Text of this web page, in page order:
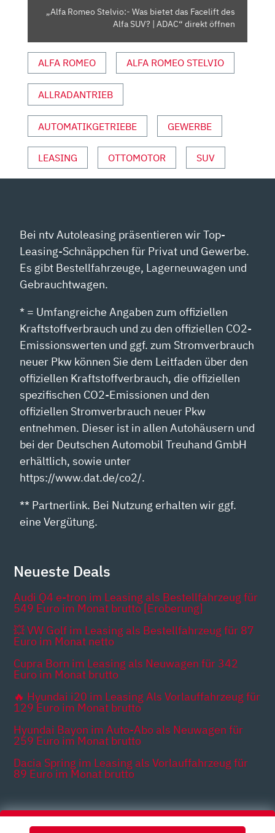
ADAC“
VON
ANZEIGEN
„Alfa Romeo Stelvio:- Was bietet das Facelift des
Alfa SUV? | ADAC“ direkt öffnen
ALFA ROMEO ALFA ROMEO STELVIO
ALLRADANTRIEB
AUTOMATIKGETRIEBE GEWERBE
LEASING OTTOMOTOR SUV
Bei ntv Autoleasing präsentieren wir Top-
Leasing-Schnäppchen für Privat und Gewerbe.
Es gibt Bestellfahrzeuge, Lagerneuwagen und
Gebrauchtwagen.
* = Umfangreiche Angaben zum offiziellen
Kraftstoffverbrauch und zu den offiziellen CO2-
Emissionswerten und ggf. zum Stromverbrauch
neuer Pkw können Sie dem Leitfaden über den
offiziellen Kraftstoffverbrauch, die offiziellen
spezifischen CO2-Emissionen und den
offiziellen Stromverbrauch neuer Pkw
entnehmen. Dieser ist in allen Autohäusern und
bei der Deutschen Automobil Treuhand GmbH
erhältlich, sowie unter
https://www.dat.de/co2/.
** Partnerlink. Bei Nutzung erhalten wir ggf.
eine Vergütung.
Neueste Deals
Audi Q4 e-tron im Leasing als Bestellfahrzeug für
549 Euro im Monat brutto [Eroberung]
💥 VW Golf im Leasing als Bestellfahrzeug für 87
Euro im Monat netto
Cupra Born im Leasing als Neuwagen für 342
Euro im Monat brutto
🔥 Hyundai i20 im Leasing Als Vorlauffahrzeug für
129 Euro im Monat brutto
Hyundai Bayon im Auto-Abo als Neuwagen für
259 Euro im Monat brutto
Dacia Spring im Leasing als Vorlauffahrzeug für
89 Euro im Monat brutto